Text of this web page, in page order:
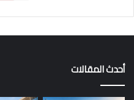
أحدث المقالات